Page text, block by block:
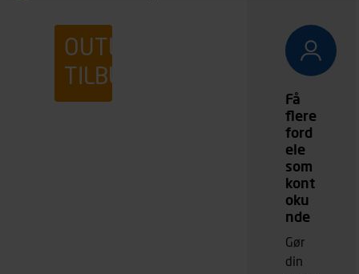
OUTLET
TILBUD
Få
flere
ford
ele
som
kont
oku
nde
Gør
din